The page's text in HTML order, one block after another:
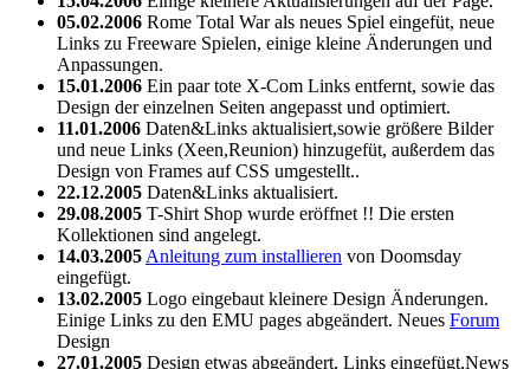
05.02.2006 Rome Total War als neues Spiel eingefüt, neue
Links zu Freeware Spielen, einige kleine Änderungen und
Anpassungen.
15.01.2006 Ein paar tote X-Com Links entfernt, sowie das
Design der einzelnen Seiten angepasst und optimiert.
11.01.2006 Daten&Links aktualisiert,sowie größere Bilder
und neue Links (Xeen,Reunion) hinzugefüt, außerdem das
Design von Frames auf CSS umgestellt..
22.12.2005 Daten&Links aktualisiert.
29.08.2005 T-Shirt Shop wurde eröffnet !! Die ersten
Kollektionen sind angelegt.
14.03.2005 Anleitung zum installieren von Doomsday
eingefügt.
13.02.2005 Logo eingebaut kleinere Design Änderungen.
Einige Links zu den EMU pages abgeändert. Neues Forum
Design
27.01.2005 Design etwas abgeändert, Links eingefügt,News